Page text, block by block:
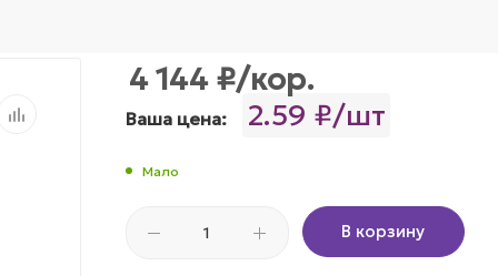
4 144 ₽/кор.
Ваша цена: 2.59 ₽/шт
Мало
В корзину